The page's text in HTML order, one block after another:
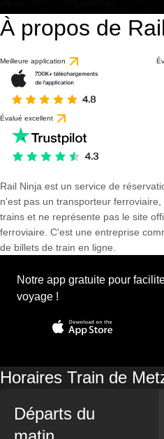
À propos de
Meilleure application
Évalué excellent
Rail Ninja est un service de
n'est pas un transporteur
trains et ne représente pas le site
ferroviaire. C'est une entreprise
de billets de train en ligne.
Notre app gratuite pour
voyage !
Horaires Train de
Départs du